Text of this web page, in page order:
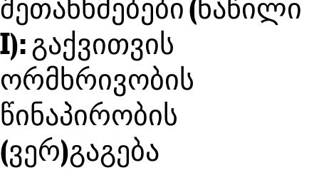
შეთანხმებები (ნაწილი
I): გაქვითვის
ორმხრივობის
წინაპირობის
(ვერ)გაგება